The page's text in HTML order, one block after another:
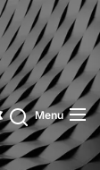
Switch
color
mode
Menu